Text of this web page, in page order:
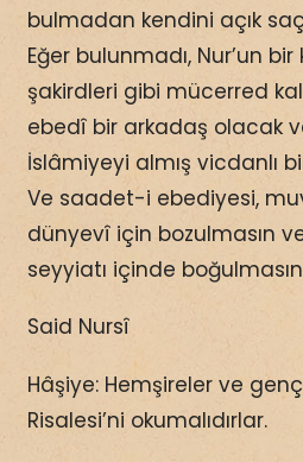
bulmadan kendini açık
Eğer bulunmadı, Nur’un bir
şakirdleri gibi mücerred
ebedî bir arkadaş olacak
İslâmiyeyi almış vicdanlı
Ve saadet-i ebediyesi,
dünyevî için bozulmasın
seyyiatı içinde
Said Nursî
Hâşiye: Hemşireler ve
Risalesi’ni okumalıdırlar.